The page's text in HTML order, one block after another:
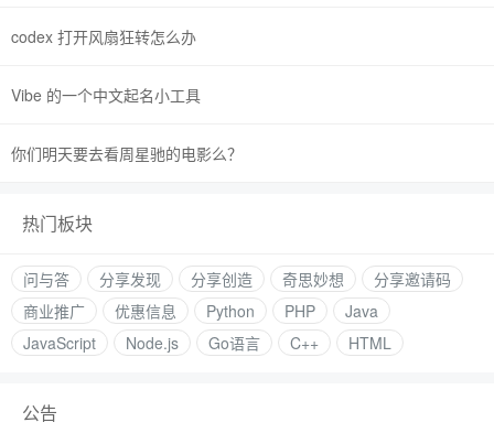
codex 打开风扇狂转怎么办
Vibe 的一个中文起名小工具
你们明天要去看周星驰的电影么？
热门板块
问与答 分享发现 分享创造 奇思妙想
分享邀请码
商业推广
优惠信息 Python PHP
Java
JavaScript
Node.js Go语言 C++ HTML
公告